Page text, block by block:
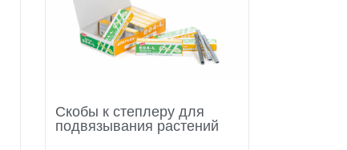
Скобы к степлеру для
подвязывания растений